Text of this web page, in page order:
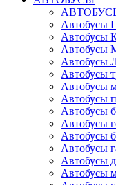
Автобусы
Автобусы
Автобусы
Автобусы
Автобусы
Автобусы
Автобусы
Автобусы
Автобусы
Автобусы
Автобусы
Автобусы
Автобусы